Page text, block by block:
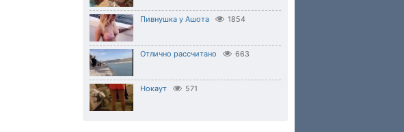
Пивнушка у Ашота 1854
Отлично рассчитано 663
Нокаут 571